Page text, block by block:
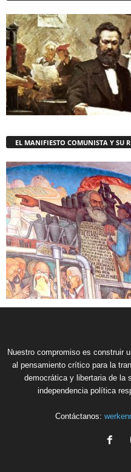
EL MANIFIESTO COMUNISTA Y SU
Nuestro compromiso es construir
al pensamiento crítico para la
democrática y libertaria de la
independencia política
Contáctanos: